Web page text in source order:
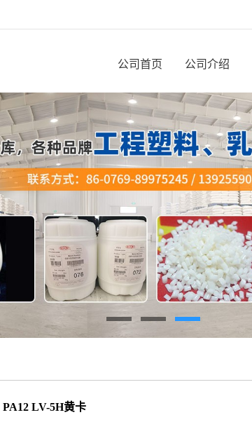
公司首页 公司介绍
PA12 LV-5H黄卡